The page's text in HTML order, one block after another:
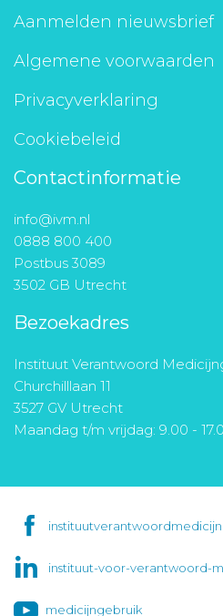
Aanmelden nieuwsbrief
Algemene voorwaarden
Privacyverklaring
Cookiebeleid
Contactinformatie
info@ivm.nl
0888 800 400
Postbus 3089
3502 GB Utrecht
Bezoekadres
Instituut Verantwoord
Churchilllaan 11
3527 GV Utrecht
Maandag t/m vrijdag: 9.00 -
instituut-voor-verantwoord-
medicijngebruik